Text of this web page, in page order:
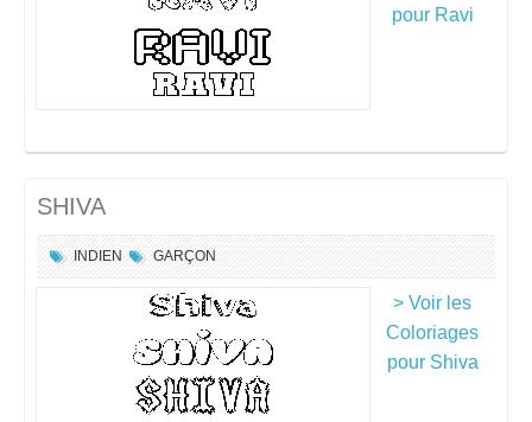
pour Ravi
SHIVA
INDIEN GARÇON
> Voir les
Coloriages
pour Shiva